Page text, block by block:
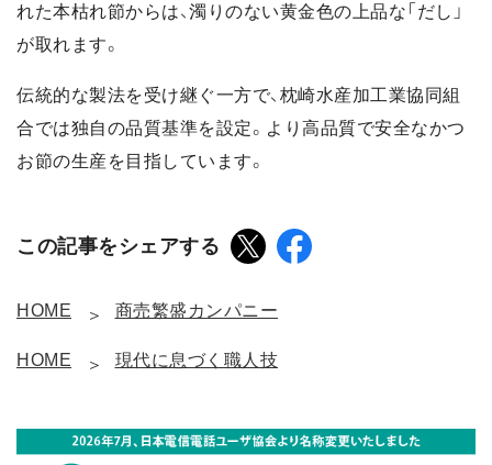
れた本枯れ節からは、濁りのない黄金色の上品な「だし」
が取れます。
伝統的な製法を受け継ぐ一方で、枕崎水産加工業協同組
合では独自の品質基準を設定。より高品質で安全なかつ
お節の生産を目指しています。
この記事をシェアする
HOME 商売繁盛カンパニー
HOME 現代に息づく職人技